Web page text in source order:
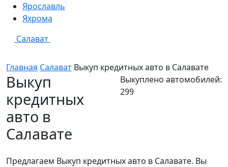
Ярославль
Яхрома
Салават
Главная Салават Выкуп кредитных авто в Салавате
Выкуп
кредитных
авто в
Салавате
Выкуплено автомобилей:
299
Предлагаем Выкуп кредитных авто в Салавате. Вы